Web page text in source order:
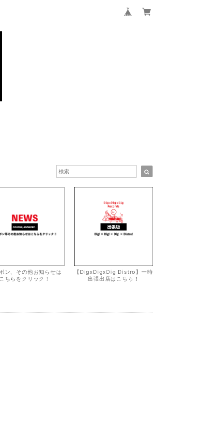
ン、その他お知らせは
ちらをクリック！
【DigxDigxDig Distro】一時
出張出店はこちら！